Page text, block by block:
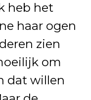
heb het
haar ogen
zien
om
dat willen